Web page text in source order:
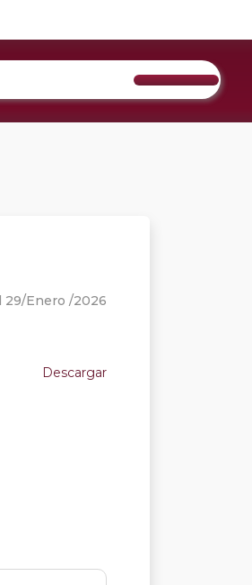
29/Enero /2026
Descargar